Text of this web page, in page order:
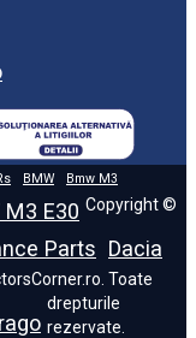
BMW Bmw M3
M3 E30
Parts Dacia
Copyright ©
Toate
drepturile
rezervate.